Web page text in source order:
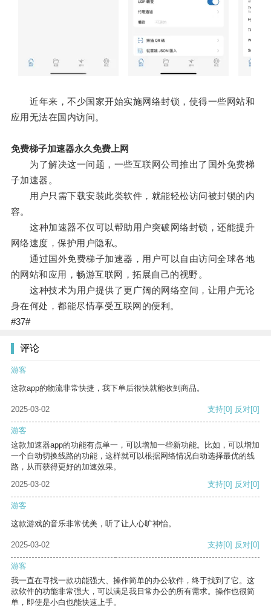
近年来，不少国家开始实施网络封锁，使得一些网站和
应用无法在国内访问。
免费梯子加速器永久免费上网
为了解决这一问题，一些互联网公司推出了国外免费梯
子加速器。
用户只需下载安装此类软件，就能轻松访问被封锁的内
容。
这种加速器不仅可以帮助用户突破网络封锁，还能提升
网络速度，保护用户隐私。
通过国外免费梯子加速器，用户可以自由访问全球各地
的网站和应用，畅游互联网，拓展自己的视野。
这种技术为用户提供了更广阔的网络空间，让用户无论
身在何处，都能尽情享受互联网的便利。
#37#
评论
游客
这款app的物流非常快捷，我下单后很快就能收到商品。
2025-03-02 支持[0] 反对[0]
游客
这款加速器app的功能有点单一，可以增加一些新功能。比如，可以增加
一个自动切换线路的功能，这样就可以根据网络情况自动选择最优的线
路，从而获得更好的加速效果。
2025-03-02
支持[0] 反对[0]
游客
这款游戏的音乐非常优美，听了让人心旷神怡。
2025-03-02 支持[0] 反对[0]
游客
我一直在寻找一款功能强大、操作简单的办公软件，终于找到了它。这
款软件的功能非常强大，可以满足我日常办公的所有需求。操作也很简
单，即使是小白也能快速上手。